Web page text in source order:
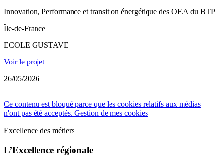
Innovation, Performance et transition énergétique des OF.A du BTP
Île-de-France
ECOLE GUSTAVE
Voir le projet
26/05/2026
Ce contenu est bloqué parce que les cookies relatifs aux médias
n'ont pas été acceptés. Gestion de mes cookies
Excellence des métiers
L’Excellence régionale